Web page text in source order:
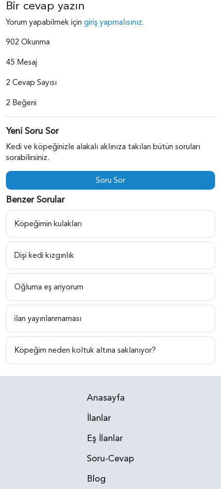
Bir cevap yazın
Yorum yapabilmek için giriş yapmalısınız.
902 Okunma
45 Mesaj
2 Cevap Sayısı
2 Beğeni
Yeni Soru Sor
Kedi ve köpeğinizle alakalı aklınıza takılan bütün soruları
sorabilirsiniz.
Soru Sor
Benzer Sorular
Köpeğimin kulakları
Dişi kedi kızgınlık
Oğluma eş ariyorum
ilan yayınlanmaması
Köpeğim neden koltuk altına saklanıyor?
Anasayfa
İlanlar
Eş İlanlar
Soru-Cevap
Blog